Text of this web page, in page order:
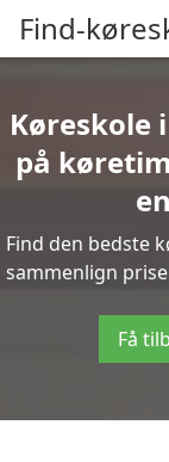
Find-
Køreskole
på
Find den bedste
sammenlign
Få